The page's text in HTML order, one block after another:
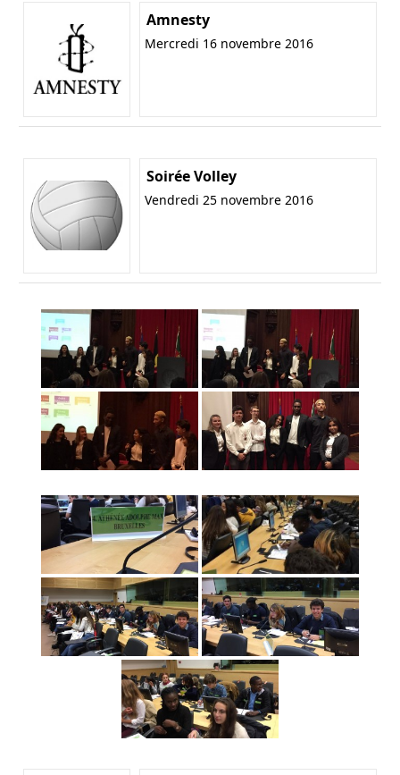
Amnesty
Mercredi 16 novembre 2016
Soirée Volley
Vendredi 25 novembre 2016